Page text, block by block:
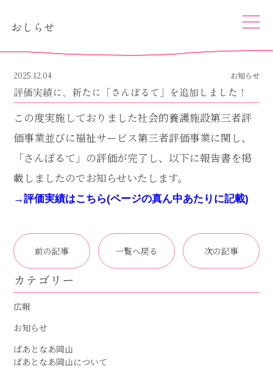
おしらせ
2025.12.04 お知らせ
評価実績に、新たに「さんぽるて」を追加しました！
この度実施しておりました社会的養護施設第三者評
価事業並びに福祉サービス第三者評価事業に関し、
「さんぽるて」の評価が完了し、以下に報告書を掲
載しましたのでお知らせいたします。
→評価実績はこちら(ページの真ん中あたりに記載)
前の記事 一覧へ戻る 次の記事
カテゴリー
広報
お知らせ
ぱあとなあ岡山
ぱあとなあ岡山について